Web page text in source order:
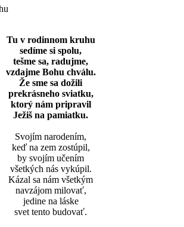
Tu v rodinnom kruhu
sedíme si spolu,
tešme sa, radujme,
vzdajme Bohu chválu.
Že sme sa dožili
prekrásneho sviatku,
ktorý nám pripravil
Ježiš na pamiatku.
Svojím narodením,
keď na zem zostúpil,
by svojím učením
všetkých nás vykúpil.
Kázal sa nám všetkým
navzájom milovať,
jedine na láske
svet tento budovať.